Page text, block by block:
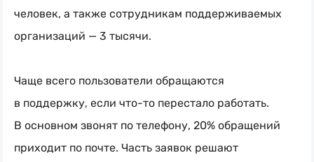
человек, а также сотрудникам поддерживаемых
организаций — 3 тысячи.
Чаще всего пользователи обращаются
в поддержку, если что-то перестало работать.
В основном звонят по телефону, 20% обращений
приходит по почте. Часть заявок решают